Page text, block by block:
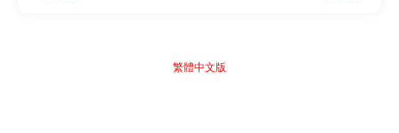
繁體中文版